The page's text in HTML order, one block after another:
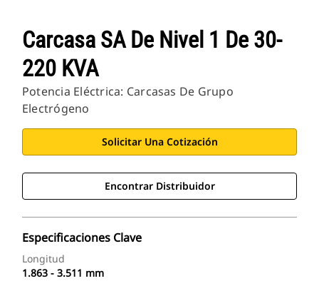
Carcasa SA De Nivel 1 De 30-
220 KVA
Potencia Eléctrica: Carcasas De Grupo
Electrógeno
Solicitar Una Cotización
Encontrar Distribuidor
Especificaciones Clave
Longitud
1.863 - 3.511 mm